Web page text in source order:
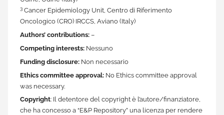
3 Cancer Epidemiology Unit, Centro di Riferimento
Oncologico (CRO) IRCCS, Aviano (Italy)
Authors’ contributions: –
Competing interests: Nessuno
Funding disclosure: Non necessario
Ethics committee approval: No Ethics committee approval
was necessary.
Copyright: Il detentore del copyright è l’autore/finanziatore,
che ha concesso a “E&P Repository” una licenza per rendere